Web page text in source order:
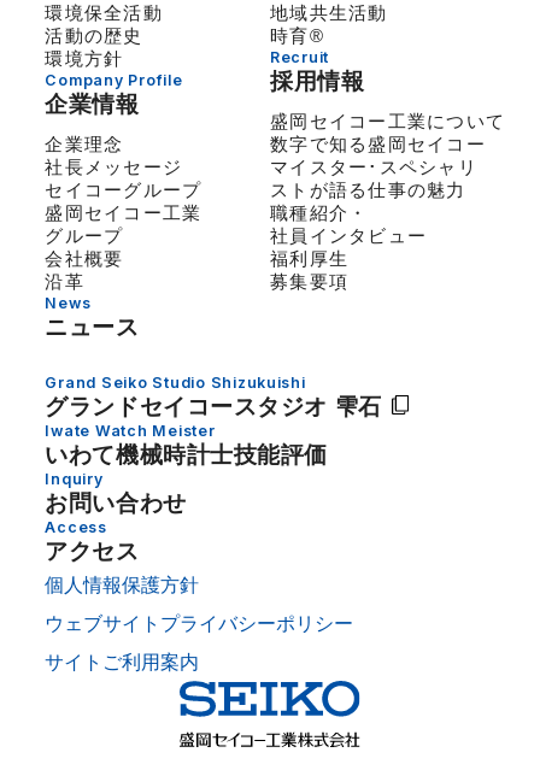
環境保全活動
活動の歴史
環境方針
Company Profile
企業情報
企業理念
社長メッセージ
セイコーグループ
盛岡セイコー工業
グループ
会社概要
沿革
News
ニュース
地域共生活動
時育®
Recruit
採用情報
盛岡セイコー工業について
数字で知る盛岡セイコー
マイスター･スペシャリ
ストが語る仕事の魅力
職種紹介・
社員インタビュー
福利厚生
募集要項
Grand Seiko Studio Shizukuishi
グランドセイコースタジオ 雫石
Iwate Watch Meister
いわて機械時計士技能評価
Inquiry
お問い合わせ
Access
アクセス
個人情報保護方針
ウェブサイトプライバシーポリシー
サイトご利用案内